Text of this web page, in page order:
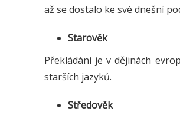
až se dostalo ke své dnešní
Starověk
Překládání je v dějinách
starších jazyků.
Středověk